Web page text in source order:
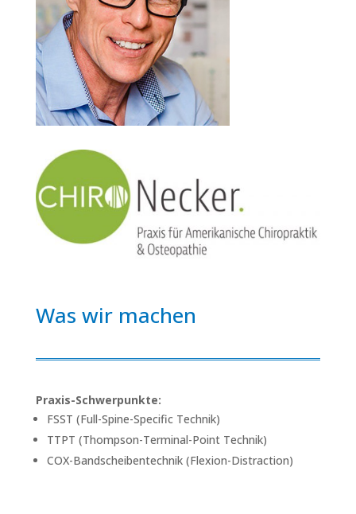
Was wir machen
Praxis-Schwerpunkte:
FSST (Full-Spine-Specific Technik)
TTPT (Thompson-Terminal-Point Technik)
COX-Bandscheibentechnik (Flexion-Distraction)